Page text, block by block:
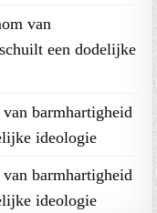
van
een dodelijke
barmhartigheid
ideologie
barmhartigheid
ideologie